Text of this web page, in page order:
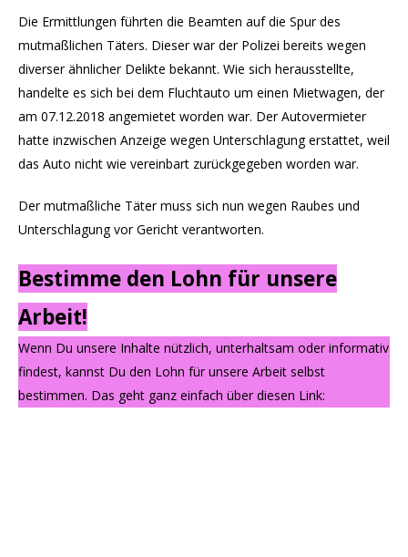
Die Ermittlungen führten die Beamten auf die Spur des
mutmaßlichen Täters. Dieser war der Polizei bereits wegen
diverser ähnlicher Delikte bekannt. Wie sich herausstellte,
handelte es sich bei dem Fluchtauto um einen Mietwagen, der
am 07.12.2018 angemietet worden war. Der Autovermieter
hatte inzwischen Anzeige wegen Unterschlagung erstattet, weil
das Auto nicht wie vereinbart zurückgegeben worden war.
Der mutmaßliche Täter muss sich nun wegen Raubes und
Unterschlagung vor Gericht verantworten.
Bestimme den Lohn für unsere
Arbeit!
Wenn Du unsere Inhalte nützlich, unterhaltsam oder informativ
findest, kannst Du den Lohn für unsere Arbeit selbst
bestimmen. Das geht ganz einfach über diesen Link: